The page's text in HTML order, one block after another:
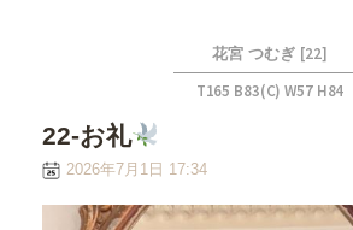
花宮 つむぎ [22]
T165 B83(C) W57 H84
22-お礼
2026年7月1日 17:34